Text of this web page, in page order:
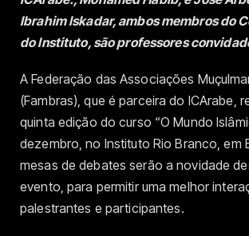
Ibrahim Iskadar, ambos membros do
do Instituto, são professores
A Federação das Associações
(Fambras), que é parceira do ICArabe,
quinta edição do curso “O Mundo
dezembro, no Instituto Rio Branco, em
mesas de debates serão a novidade
evento, para permitir uma melhor
palestrantes e participantes.